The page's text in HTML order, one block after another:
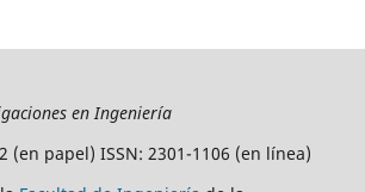
en Ingeniería
(en papel) ISSN: 2301-1106 (en línea)